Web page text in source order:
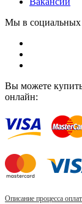
Мы в социальных
Вы можете
онлайн:
Описание процесса